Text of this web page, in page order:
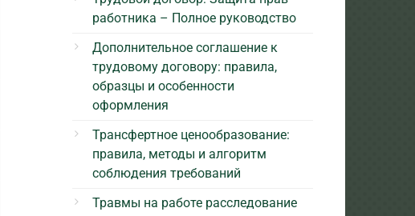
работника – Полное руководство
Дополнительное соглашение к
трудовому договору: правила,
образцы и особенности
оформления
Трансфертное ценообразование:
правила, методы и алгоритм
соблюдения требований
Травмы на работе расследование